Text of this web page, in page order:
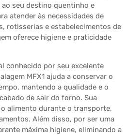
seu destino quentinho e
atender às necessidades de
rotisserias e estabelecimentos de
oferece higiene e praticidade
conhecido por seu excelente
MFX1 ajuda a conservar o
mantendo a qualidade e o
de sair do forno. Sua
alimento durante o transporte,
Além disso, por ser uma
máxima higiene, eliminando a